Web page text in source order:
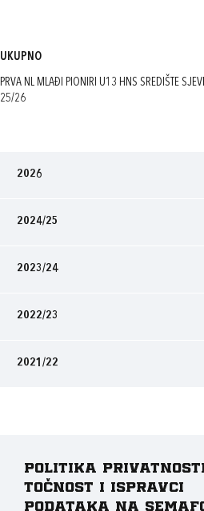
UKUPNO
PRVA NL MLAĐI PIONIRI U13 HNS SREDIŠTE
25/26
2026
2024/25
2023/24
2022/23
2021/22
Politika
točnost i ispravci
podataka na